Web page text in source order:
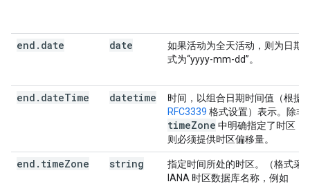
end . date date
如果活动为全天活动，则为日期
式为“yyyy-mm-dd”。
end . dateTime datetime
时间，以组合日期时间值（根据
RFC3339 格式设置）表示。除非
timeZone 中明确指定了时区，
则必须提供时区偏移量。
end . timeZone string
指定时间所处的时区。（格式采
IANA 时区数据库名称，例如